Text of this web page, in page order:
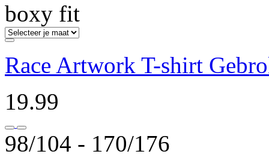
boxy fit
Race Artwork T-shirt
19.99
98/104 ‐ 170/176